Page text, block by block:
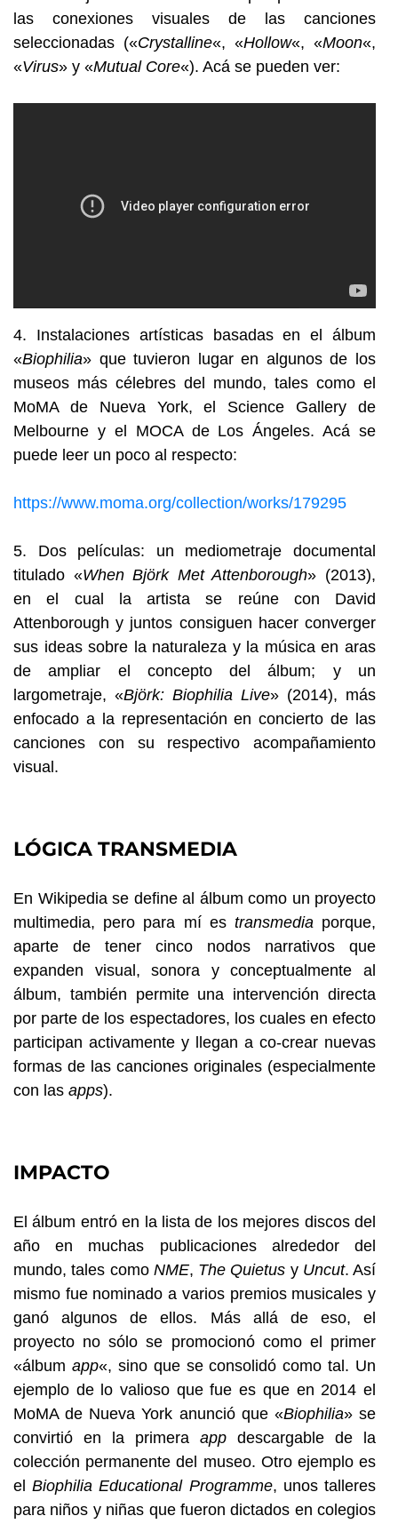
las conexiones visuales de las canciones
seleccionadas («Crystalline«, «Hollow«, «Moon«,
«Virus» y «Mutual Core«). Acá se pueden ver:
4. Instalaciones artísticas basadas en el álbum
«Biophilia» que tuvieron lugar en algunos de los
museos más célebres del mundo, tales como el
MoMA de Nueva York, el Science Gallery de
Melbourne y el MOCA de Los Ángeles. Acá se
puede leer un poco al respecto:
https://www.moma.org/collection/works/179295
5. Dos películas: un mediometraje documental
titulado «When Björk Met Attenborough» (2013),
en el cual la artista se reúne con David
Attenborough y juntos consiguen hacer converger
sus ideas sobre la naturaleza y la música en aras
de ampliar el concepto del álbum; y un
largometraje, «Björk: Biophilia Live» (2014), más
enfocado a la representación en concierto de las
canciones con su respectivo acompañamiento
visual.
LÓGICA TRANSMEDIA
En Wikipedia se define al álbum como un proyecto
multimedia, pero para mí es transmediaporque,
aparte de tener cinco nodos narrativos que
expanden visual, sonora y conceptualmente al
álbum, también permite una intervención directa
por parte de los espectadores, los cuales en efecto
participan activamente y llegan a co-crear nuevas
formas de las canciones originales (especialmente
con las apps).
IMPACTO
El álbum entró en la lista de los mejores discos del
año en muchas publicaciones alrededor del
mundo, tales como NME, The Quietus y Uncut. Así
mismo fue nominado a varios premios musicales y
ganó algunos de ellos. Más allá de eso, el
proyecto no sólo se promocionó como el primer
«álbum app«, sino que se consolidó como tal. Un
ejemplo de lo valioso que fue es que en 2014 el
MoMA de Nueva York anunció que «Biophilia» se
convirtió en la primera app descargable de la
colección permanente del museo. Otro ejemplo es
elBiophilia Educational Programme, unos talleres
para niños y niñas que fueron dictados en colegios